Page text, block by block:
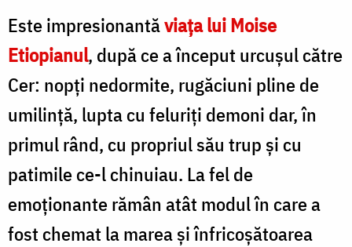
Este impresionantăviața lui Moise
Etiopianul, după ce a început urcușul către
Cer: nopți nedormite, rugăciuni pline de
umilință, lupta cu feluriţi demoni dar, în
primul rând, cu propriul său trup și cu
patimile ce-l chinuiau. La fel de
emoționante rămân atât modul în care a
fost chemat la marea și înfricoșătoarea